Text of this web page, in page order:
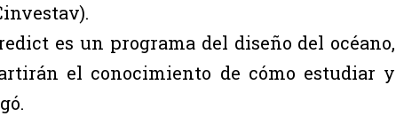
es un programa del diseño del océano,
el conocimiento de cómo estudiar y